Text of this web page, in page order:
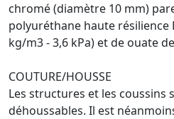
chromé (diamètre 10 mm)
polyuréthane haute résilience
kg/m3 - 3,6 kPa) et de ouate
COUTURE/HOUSSE
Les structures et les coussins
déhoussables. Il est